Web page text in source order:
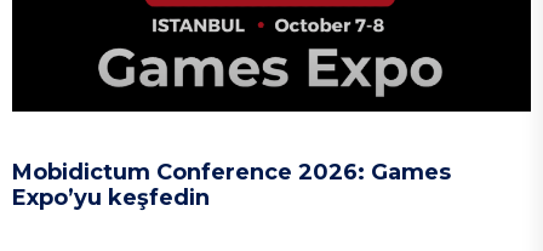
Mobidictum Conference 2026: Games
Expo’yu keşfedin